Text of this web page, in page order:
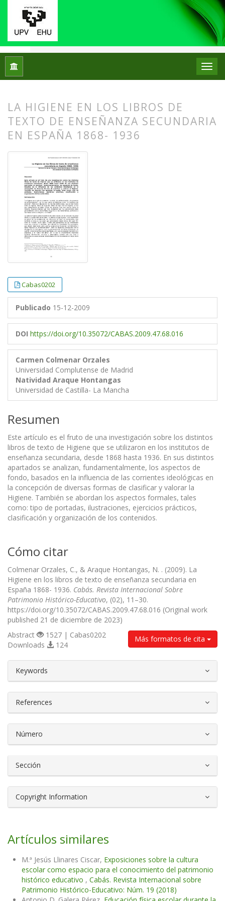
Inicio
LA HIGIENE EN LOS LIBROS DE
TEXTO DE ENSEÑANZA SECUNDARIA
EN ESPAÑA 1868- 1936
Cabas0202
Publicado 15-12-2009
DOI https://doi.org/10.35072/CABAS.2009.47.68.016
Carmen Colmenar Orzales
Universidad Complutense de Madrid
Natividad Araque Hontangas
Universidad de Castilla- La Mancha
Resumen
Este artículo es el fruto de una investigación sobre los distintos
libros de texto de Higiene que se utilizaron en los institutos de
enseñanza secundaria, desde 1868 hasta 1936. En sus distintos
apartados se analizan, fundamentalmente, los aspectos de
fondo, basados en la influencia de las corrientes ideológicas en
la concepción de diversas formas de clasificar y valorar la
Higiene. También se abordan los aspectos formales, tales
como: tipo de portadas, ilustraciones, ejercicios prácticos,
clasificación y organización de los contenidos.
Cómo citar
Colmenar Orzales, C., & Araque Hontangas, N. . (2009). La
Higiene en los libros de texto de enseñanza secundaria en
España 1868- 1936. Cabás. Revista Internacional Sobre
Patrimonio Histórico-Educativo, (02), 11–30.
https://doi.org/10.35072/CABAS.2009.47.68.016 (Original work
published 21 de diciembre de 2023)
Más formatos de cita
Abstract
1527 | Cabas0202
Downloads
124
Keywords
References
Número
Sección
Copyright Information
Artículos similares
M.ª Jesús Llinares Ciscar, Exposiciones sobre la cultura
escolar como espacio para el conocimiento del patrimonio
histórico educativo , Cabás. Revista Internacional sobre
Patrimonio Histórico-Educativo: Núm. 19 (2018)